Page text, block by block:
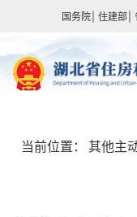
国务院 住建部
当前位置： 其他主